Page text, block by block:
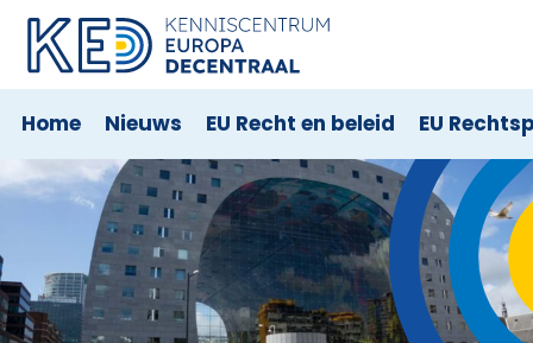
Home Nieuws EU Recht en beleid EU